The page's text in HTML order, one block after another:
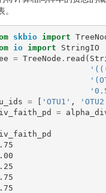
skbio import
io import
StringIO
= TreeNode . read (
= [ 'OTU1' ,
=